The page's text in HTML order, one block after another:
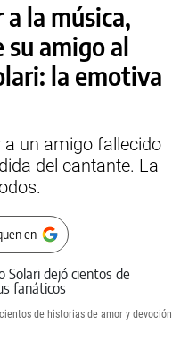
la música,
su amigo al
la emotiva
un amigo fallecido
del cantante. La
en
de historias de amor y devoción